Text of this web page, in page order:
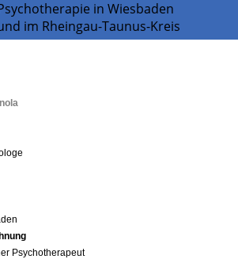
in Wiesbaden
im Rheingau-Taunus-Kreis
Psychotherapeut